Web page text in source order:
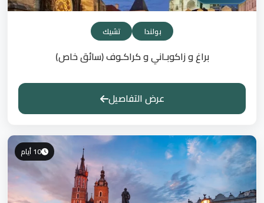
بولندا تشيك
براغ و زاكوبـاني و كراكـوف (سائق خاص)
عرض التفاصيل
10 أيام